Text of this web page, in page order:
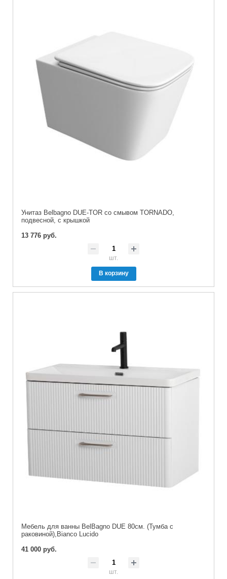
Унитаз Belbagno DUE-TOR со смывом TORNADO,
подвесной, с крышкой
13 776 руб.
шт.
В корзину
Мебель для ванны BelBagno DUE 80см. (Тумба с
раковиной),Bianco Lucido
41 000 руб.
шт.